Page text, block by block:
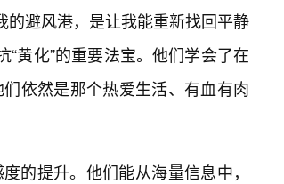
的避风港，是让我能重新找回平静
黄化”的重要法宝。他们学会了在
依然是那个热爱生活、有血有肉
的提升。他们能从海量信息中，